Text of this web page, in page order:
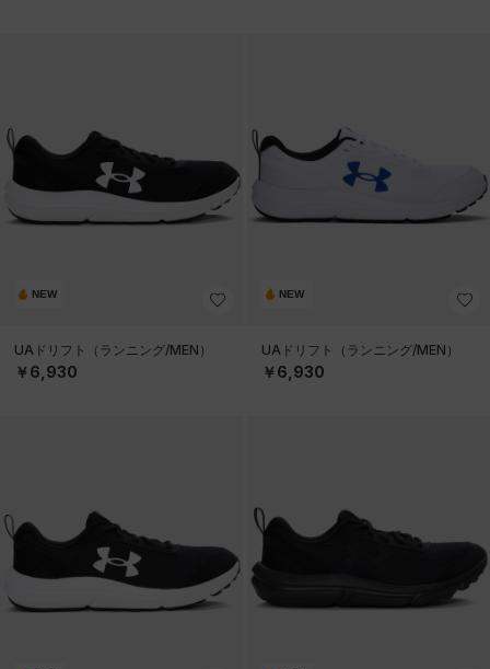
NEW
UAドリフト（ランニング/MEN）
￥6,930
NEW
UAドリフト（ランニング/MEN）
￥6,930